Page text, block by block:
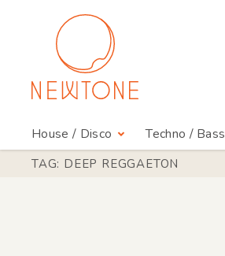
House / Disco Techno / Bass
TAG: DEEP REGGAETON